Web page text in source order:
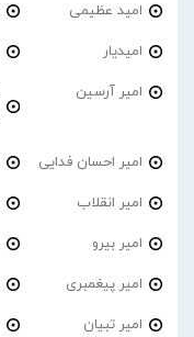
امید عظیمی
امیدیار
امیر آرسین
امیر احسان فدایی
امیر انقلاب
امیر بیرو
امیر پیغمبری
امیر تبیان